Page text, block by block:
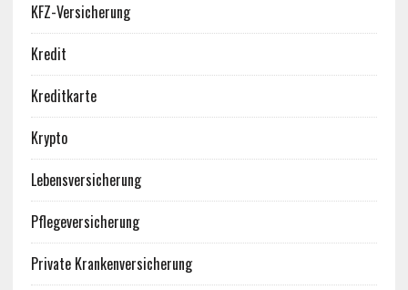
KFZ-Versicherung
Kredit
Kreditkarte
Krypto
Lebensversicherung
Pflegeversicherung
Private Krankenversicherung